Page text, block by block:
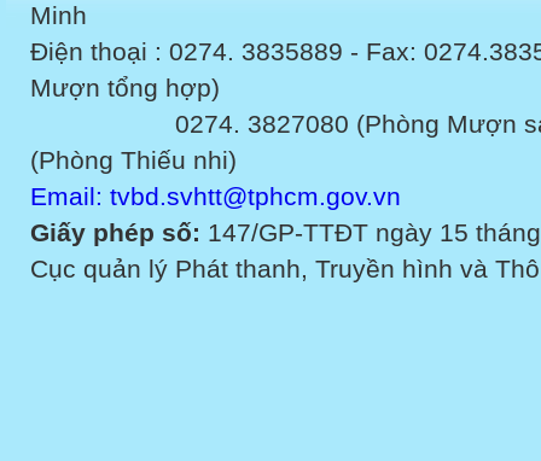
Minh
Điện thoại : 0274. 3835889 - Fax:
Mượn tổng hợp)
0274. 3827080 (Phòng Mượn sách
(Phòng Thiếu nhi)
Email: tvbd.svhtt@tphcm.gov.vn
Giấy phép số: 147/GP-TTĐT ngày 15
Cục quản lý Phát thanh, Truyền hình và